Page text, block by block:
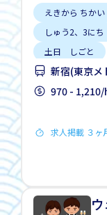
えきから ちかい
しゅう2、3にち
土日 しごと
新宿(東京メ
970 -
求人掲載 ３ヶ